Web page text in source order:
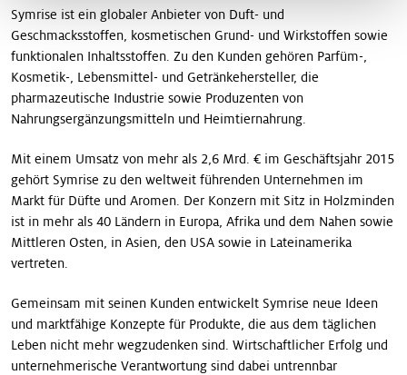
Symrise ist ein globaler Anbieter von Duft- und
Geschmacksstoffen, kosmetischen Grund- und Wirkstoffen sowie
funktionalen Inhaltsstoffen. Zu den Kunden gehören Parfüm-,
Kosmetik-, Lebensmittel- und Getränkehersteller, die
pharmazeutische Industrie sowie Produzenten von
Nahrungsergänzungsmitteln und Heimtiernahrung.
Mit einem Umsatz von mehr als 2,6 Mrd. € im Geschäftsjahr 2015
gehört Symrise zu den weltweit führenden Unternehmen im
Markt für Düfte und Aromen. Der Konzern mit Sitz in Holzminden
ist in mehr als 40 Ländern in Europa, Afrika und dem Nahen sowie
Mittleren Osten, in Asien, den USA sowie in Lateinamerika
vertreten.
Gemeinsam mit seinen Kunden entwickelt Symrise neue Ideen
und marktfähige Konzepte für Produkte, die aus dem täglichen
Leben nicht mehr wegzudenken sind. Wirtschaftlicher Erfolg und
unternehmerische Verantwortung sind dabei untrennbar